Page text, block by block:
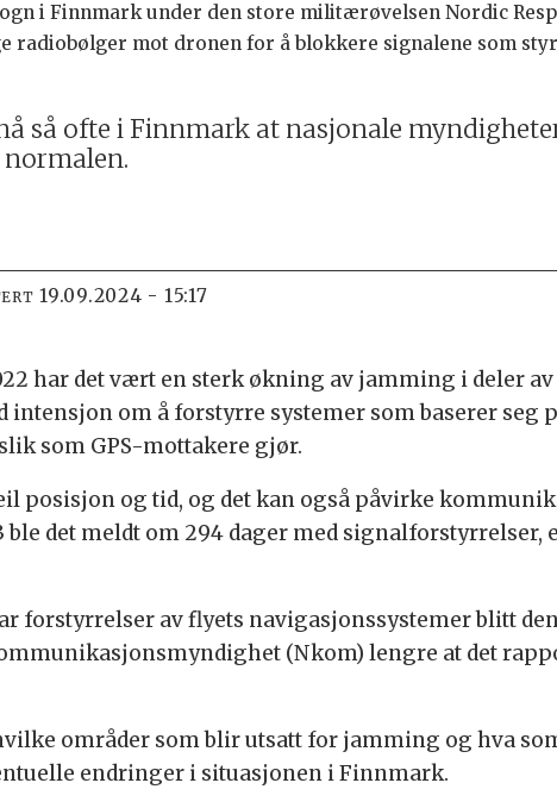
i Finnmark under den store militærøvelsen Nordic
radiobølger mot dronen for å blokkere signalene som
så ofte i Finnmark at nasjonale
19.09.2024 - 15:17
har det vært en sterk økning av jamming i deler
intensjon om å forstyrre systemer som baserer seg
som GPS-mottakere gjør.
posisjon og tid, og det kan også påvirke
det meldt om 294 dager med
forstyrrelser av flyets navigasjonssystemer blitt
(Nkom) lengre at det
områder som blir utsatt for jamming og hva
endringer i situasjonen i Finnmark.